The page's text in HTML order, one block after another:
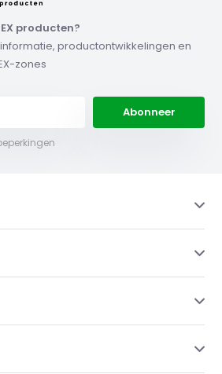
producten?
productontwikkelingen en
zones
Abonneer